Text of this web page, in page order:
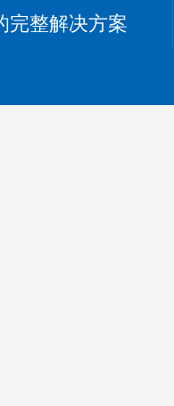
完整解决方案